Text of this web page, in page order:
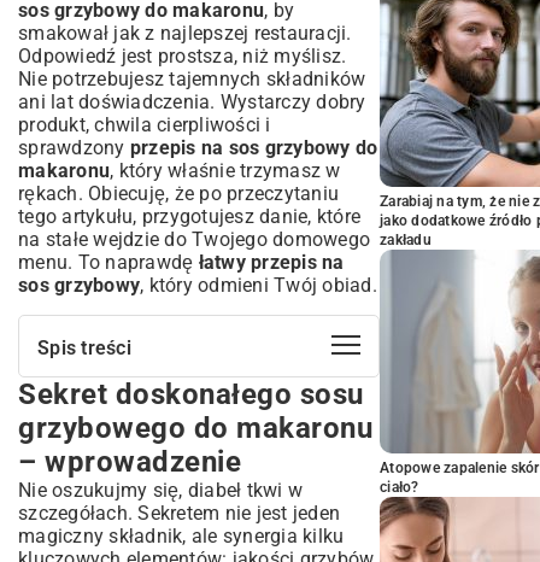
sos grzybowy do makaronu, by
smakował jak z najlepszej restauracji.
Odpowiedź jest prostsza, niż myślisz.
Nie potrzebujesz tajemnych składników
ani lat doświadczenia. Wystarczy dobry
produkt, chwila cierpliwości i
sprawdzony przepis na sos grzybowy do
makaronu, który właśnie trzymasz w
rękach. Obiecuję, że po przeczytaniu
tego artykułu, przygotujesz danie, które
na stałe wejdzie do Twojego domowego
menu. To naprawdę łatwy przepis na
sos grzybowy, który odmieni Twój obiad.
Spis treści
Sekret doskonałego sosu grzybowego
do makaronu – wprowadzenie
Składniki na niezapomniany sos
grzybowy: Co musisz mieć w kuchni?
Wybór grzybów: świeże, suszone czy
mrożone?
Pozostałe kluczowe składniki: aromaty i
Sekret doskonałego sosu
grzybowego do makaronu
– wprowadzenie
Nie oszukujmy się, diabeł tkwi w
szczegółach. Sekretem nie jest jeden
magiczny składnik, ale synergia kilku
Zarabiaj na tym, że nie
jako dodatkowe
zakładu
Atopowe zapalenie
ciało?